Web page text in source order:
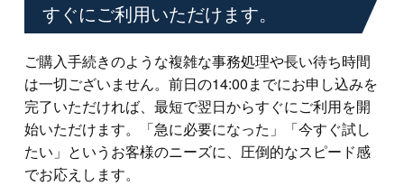
すぐにご利用いただけます。
ご購入手続きのような複雑な事務処理や長い待ち時間
は一切ございません。前日の14:00までにお申し込みを
完了いただければ、最短で翌日からすぐにご利用を開
始いただけます。「急に必要になった」「今すぐ試し
たい」というお客様のニーズに、圧倒的なスピード感
でお応えします。